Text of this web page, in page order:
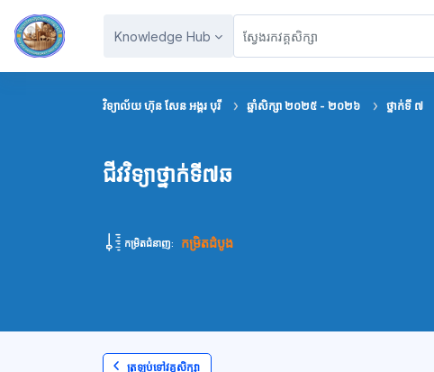
រំលងទៅកាន់មាតិកាមេ
Knowledge Hub
វិទ្យាល័យ ហ៊ុន សែន អង្គរ បុរី ឆ្នាំសិក្សា ២០២៥ - ២០២៦ ថ្នាក់ទី ៧
ជីវវិទ្យាថ្នាក់ទី៧ឆ
កម្រិតជំនាញ: កម្រិតដំបូង
ត្រឡប់ទៅវគ្គសិក្សា